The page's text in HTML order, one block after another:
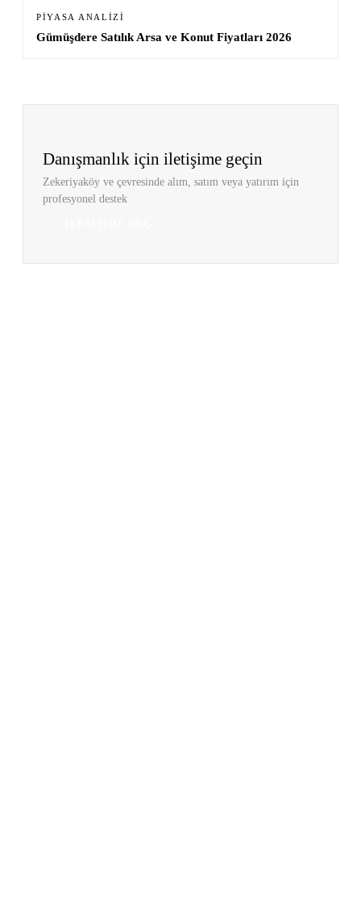
PIYASA ANALIZI
Gümüşdere Satılık Arsa ve Konut Fiyatları 2026
Danışmanlık için iletişime geçin
Zekeriyaköy ve çevresinde alım, satım veya yatırım için
profesyonel destek